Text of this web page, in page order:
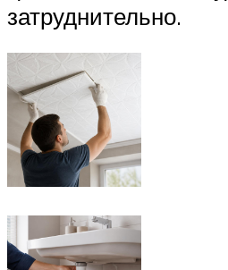
затруднительно.